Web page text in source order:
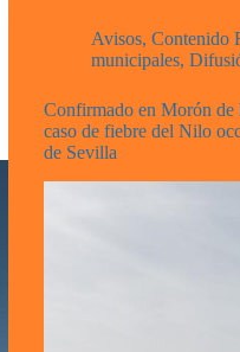
Avisos,Contenido
municipales,
Confirmado en Morón de
caso de fiebre del Nilo
de Sevilla